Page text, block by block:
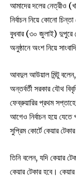
আমাদের দলের নেত্রীও
নির্বাচন নিয়ে কোনো
বুধবার (৩০ জুলাই) দুপুরে
অনুষ্ঠানে অংশ নিয়ে
আবদুল আউয়াল মিন্টু বলেন,
অন্তর্বর্তী সরকার যৌথ
ফেব্রুয়ারির প্রথম সপ্তাহে
আগেও নির্বাচন হয়ে
সুপ্রিম কোর্টে কেয়ার
তিনি বলেন, যদি কেয়ার
কেয়ার টেকার হবে।